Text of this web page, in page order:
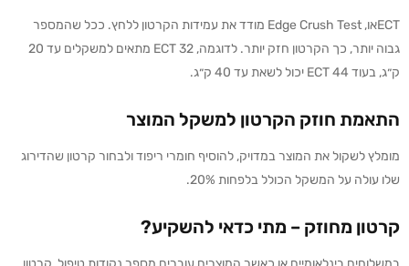
ECTאו, Edge Crush Test מודד את עמידות הקרטון ללחץ. ככל שהמספר
גבוה יותר, כך הקרטון חזק יותר. לדוגמה, ECT 32 מתאים למשקלים עד 20
ק״ג, בעוד ECT 44 יכול לשאת עד 40 ק״ג.
התאמת חוזק הקרטון למשקל המוצר
מומלץ לשקול את המוצר במדויק, להוסיף חומרי ריפוד ולבחור קרטון שהדירוג
שלו עולה על המשקל הכולל בלפחות 20%.
קרטון מחוזק – מתי כדאי להשקיע?